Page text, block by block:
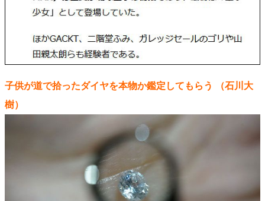
子供が道で拾ったダイヤを本物か鑑定してもらう
（石川大
樹）